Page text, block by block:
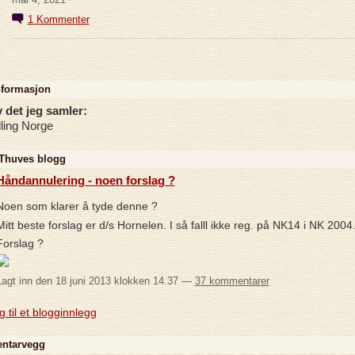
1 Kommenter
det jeg samler:
Norge
blogg
- noen forslag ?
som klarer å tyde denne ?
beste forslag er d/s Hornelen. I så falll ikke reg. på NK14 i NK 2004.
?
inn den 18 juni 2013 klokken 14.37 — 37 kommentarer
til et blogginnlegg